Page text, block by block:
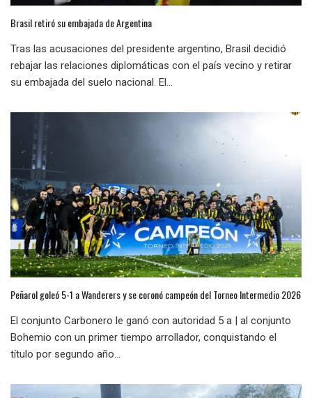
Brasil retiró su embajada de Argentina
Tras las acusaciones del presidente argentino, Brasil decidió
rebajar las relaciones diplomáticas con el país vecino y retirar
su embajada del suelo nacional. El...
Peñarol goleó 5-1 a Wanderers y se coronó campeón del Torneo Intermedio 2026
El conjunto Carbonero le ganó con autoridad 5 a | al conjunto
Bohemio con un primer tiempo arrollador, conquistando el
título por segundo año...